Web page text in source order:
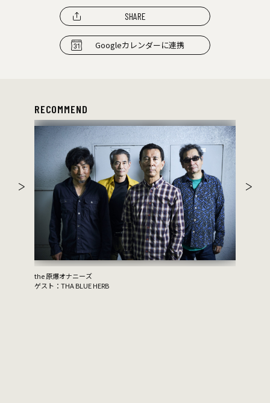
SHARE
Googleカレンダーに連携
RECOMMEND